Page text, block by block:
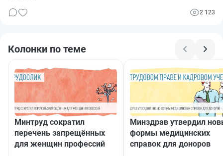
2 123
Колонки по теме
Минтруд сократил
перечень запрещённых
для женщин профессий
Минздрав утвердил
формы медицинских
справок для доноров